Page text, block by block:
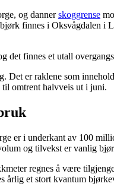
og dannerskoggrense
finnes i Oksvågdalen i
det finnes et utall
Det er raklene som
til omtrent halvveis ut i juni.
er i underkant av 100
og tilvekst er vanlig
regnes å være
årlig et stort kvantum